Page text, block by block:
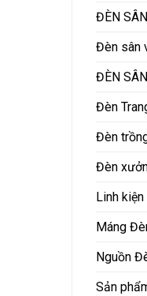
ĐÈN
Đèn sân
ĐÈN
Đèn
Đèn
Đèn
Linh
Máng
Nguồn
Sản